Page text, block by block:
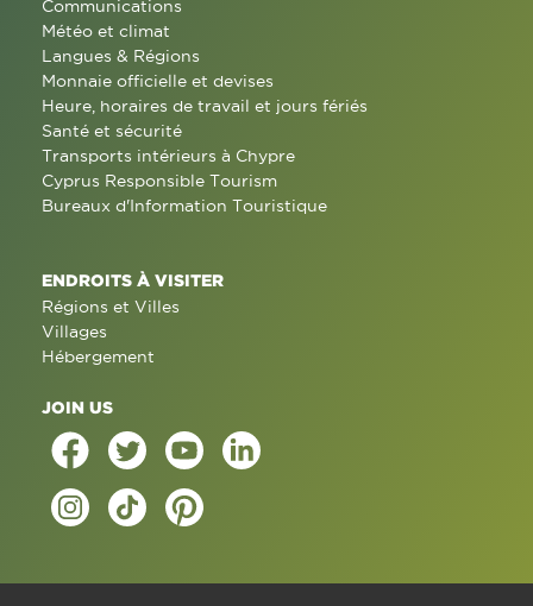
Communications
Météo et climat
Langues & Régions
Monnaie officielle et devises
Heure, horaires de travail et jours fériés
Santé et sécurité
Transports intérieurs à Chypre
Cyprus Responsible Tourism
Bureaux d'Information Touristique
ENDROITS À VISITER
Régions et Villes
Villages
Hébergement
JOIN US